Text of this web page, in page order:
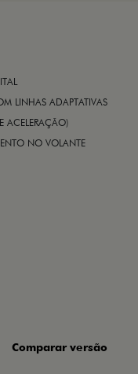
LINHAS ADAPTATIVAS
ACELERAÇÃO)
NO VOLANTE
Comparar versão